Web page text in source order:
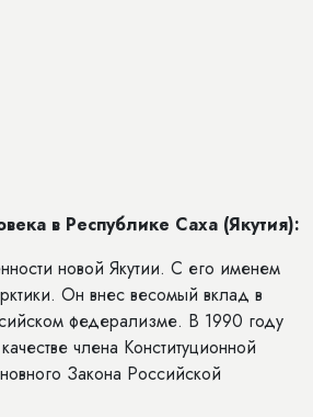
в Республике Саха (Якутия):
новой Якутии. С его именем
Он внес весомый вклад в
федерализме. В 1990 году
члена Конституционной
Закона Российской